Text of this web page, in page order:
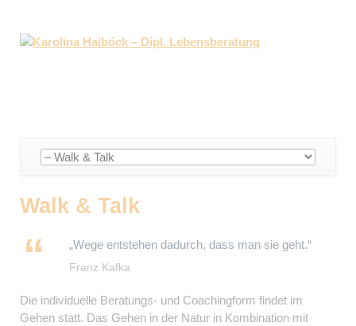
Navigation
Walk & Talk
„Wege entstehen dadurch, dass man sie geht.“
Franz Kafka
Die individuelle Beratungs- und Coachingform findet im
Gehen statt. Das Gehen in der Natur in Kombination mit